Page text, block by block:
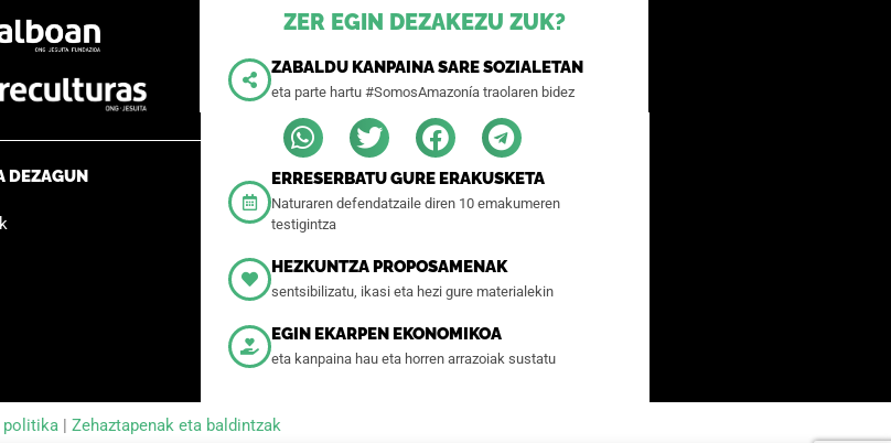
ZER EGIN DEZAKEZU ZUK?
DEZAGUN
ZABALDU KANPAINA SARE SOZIALETAN
eta parte hartu #SomosAmazonía traolaren bidez
ERRESERBATU GURE ERAKUSKETA
Naturaren defendatzaile diren 10 emakumeren
testigintza
HEZKUNTZA PROPOSAMENAK
sentsibilizatu, ikasi eta hezi gure materialekin
EGIN EKARPEN EKONOMIKOA
eta kanpaina hau eta horren arrazoiak sustatu
politika| Zehaztapenak eta baldintzak